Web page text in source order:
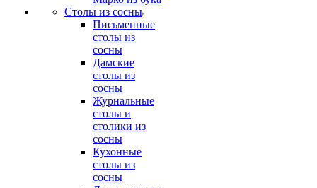
Столы из сосны
Письменные
столы из
сосны
Дамские
столы из
сосны
Журнальные
столы и
столики из
сосны
Кухонные
столы из
сосны